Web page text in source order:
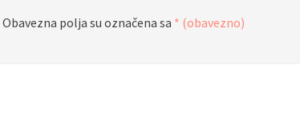
Obavezna polja su označena sa * (obavezno)